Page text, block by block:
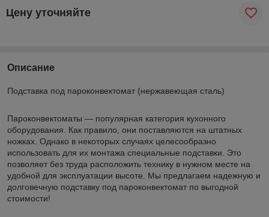
Цену уточняйте
Описание
Подставка под пароконвектомат (нержавеющая сталь)
Пароконвектоматы — популярная категория кухонного
оборудования. Как правило, они поставляются на штатных
ножках. Однако в некоторых случаях целесообразно
использовать для их монтажа специальные подставки. Это
позволяет без труда расположить технику в нужном месте на
удобной для эксплуатации высоте. Мы предлагаем надежную и
долговечную подставку под пароконвектомат по выгодной
стоимости!